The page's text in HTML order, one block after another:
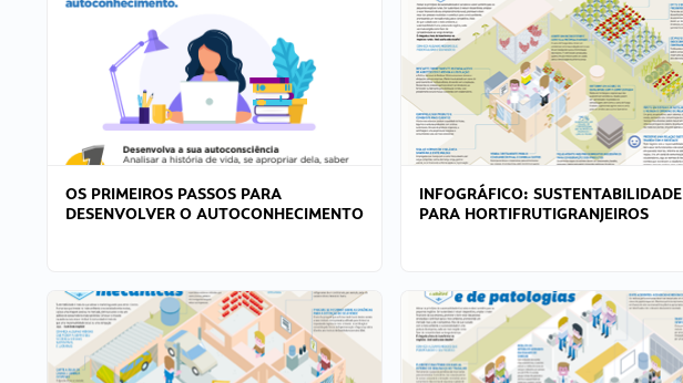
OS PRIMEIROS PASSOS PARA
DESENVOLVER O AUTOCONHECIMENTO
INFOGRÁFICO: SUSTENTABILIDADE
PARA HORTIFRUTIGRANJEIROS